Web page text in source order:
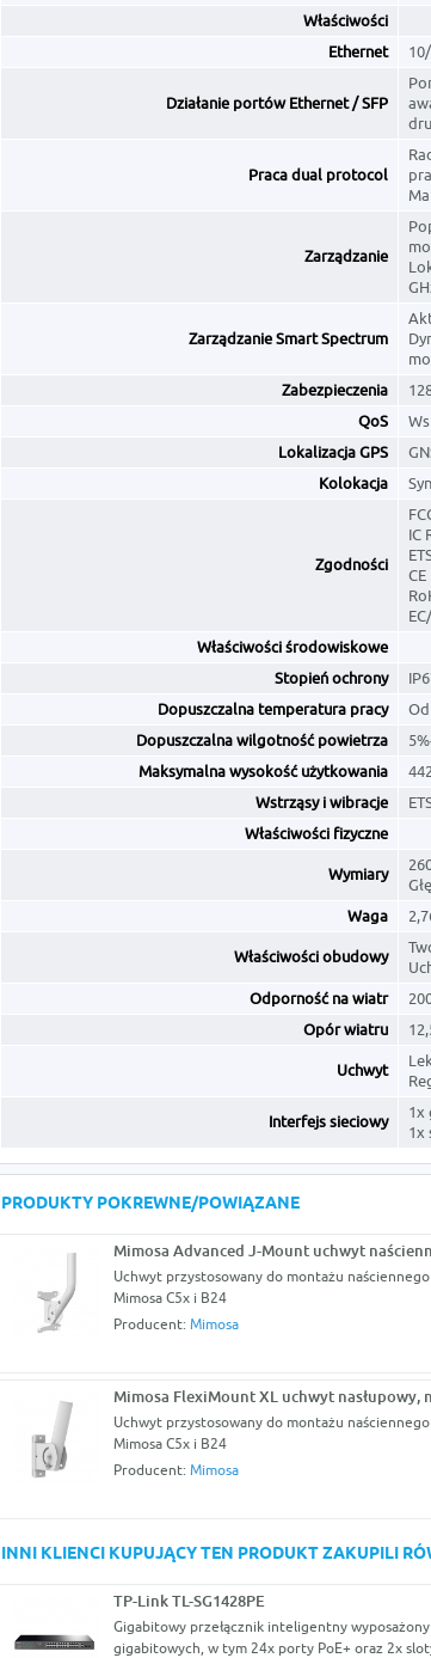
Właściwości
Ethernet
Działanie portów Ethernet / SFP
Praca dual protocol
Zarządzanie
Zarządzanie Smart Spectrum
Zabezpieczenia
QoS
Lokalizacja GPS
Kolokacja
Zgodności
IC
CE
Właściwości środowiskowe
Stopień ochrony
Dopuszczalna temperatura pracy
Dopuszczalna wilgotność powietrza
Maksymalna wysokość użytkowania
Wstrząsy i wibracje
Właściwości fizyczne
Wymiary
Waga
Właściwości obudowy
Odporność na wiatr
Opór wiatru
Uchwyt
Interfejs sieciowy
1x
1x
PRODUKTY POKREWNE/POWIĄZANE
Mimosa Advanced J-Mount uchwyt
Uchwyt przystosowany do montażu naściennego
Mimosa C5x i B24
Producent: Mimosa
Mimosa FlexiMount XL uchwyt nasłupowy,
Uchwyt przystosowany do montażu naściennego
Mimosa C5x i B24
Producent: Mimosa
INNI KLIENCI KUPUJĄCY TEN PRODUKT ZAKUPILI
TP-Link TL-SG1428PE
Gigabitowy przełącznik inteligentny
gigabitowych, w tym 24x porty PoE+ oraz 2x